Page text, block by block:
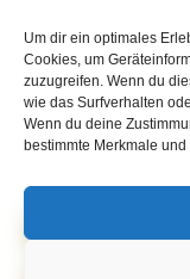
Um dir ein optimales
Cookies, um
zuzugreifen. Wenn du
wie das Surfverhalten
Wenn du deine
bestimmte Merkmale
Zahlungsarten
*** Alle Preise
Lieferzeit 3 - 4